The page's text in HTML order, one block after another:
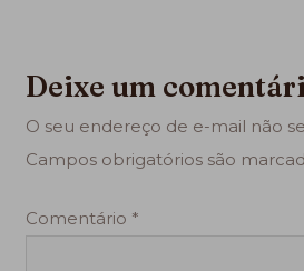
Deixe um
O seu endereço de e-mail não
Campos obrigatórios são
Comentário *